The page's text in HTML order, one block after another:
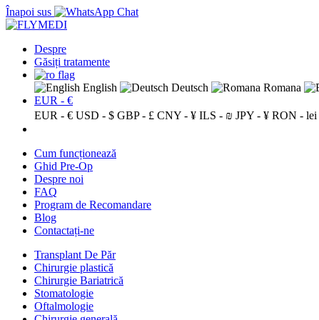
Înapoi sus
Despre
Găsiți tratamente
English Deutsch Romana
EUR - €
EUR - € USD - $ GBP - £ CNY - ¥ ILS - ₪ JPY - ¥ RON - lei
Cum funcționează
Ghid Pre-Op
Despre noi
FAQ
Program de Recomandare
Blog
Contactați-ne
Transplant De Păr
Chirurgie plastică
Chirurgie Bariatrică
Stomatologie
Oftalmologie